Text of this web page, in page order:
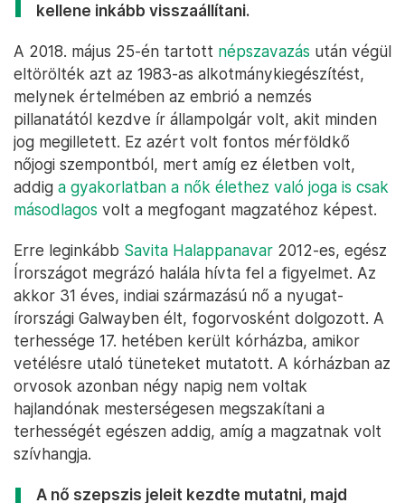
a nevét az apácarend, ami megszégyenített nőknek adott
menedéket) kapuján 2017-ben – Fotó: Artur Widak / NurPhoto / AFP
Amikor az abortusz legalizálásához szükséges
alkotmánymódosításról tartottak népszavazást,
Írországban a katolikus egyházon belül
ismét felvetődött, hogy az anya- és
kellene inkább visszaállítani.
A 2018. május 25-én tartottnépszavazásután végül
eltörölték azt az 1983-as alkotmánykiegészítést,
melynek értelmében az embrió a nemzés
pillanatától kezdve ír állampolgár volt, akit minden
jog megilletett. Ez azért volt fontos mérföldkő
nőjogi szempontból, mert amíg ez életben volt,
addiga gyakorlatban a nők élethez való joga is csak
másodlagos
Erre leginkábbSavita Halappanavar2012-es, egész